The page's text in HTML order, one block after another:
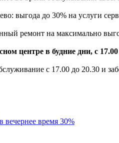
выгода до 30% на услуги
ремонт на максимально
центре в будние дни, с
с 17.00 до 20.30 и
вечернее время 30%